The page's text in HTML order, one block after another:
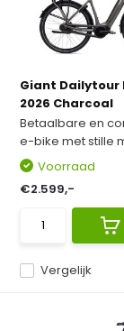
Giant Dailytour
2026 Charcoal
Betaalbare en
e-bike met stille
Vergelijk
Voorraad
€2.599,-